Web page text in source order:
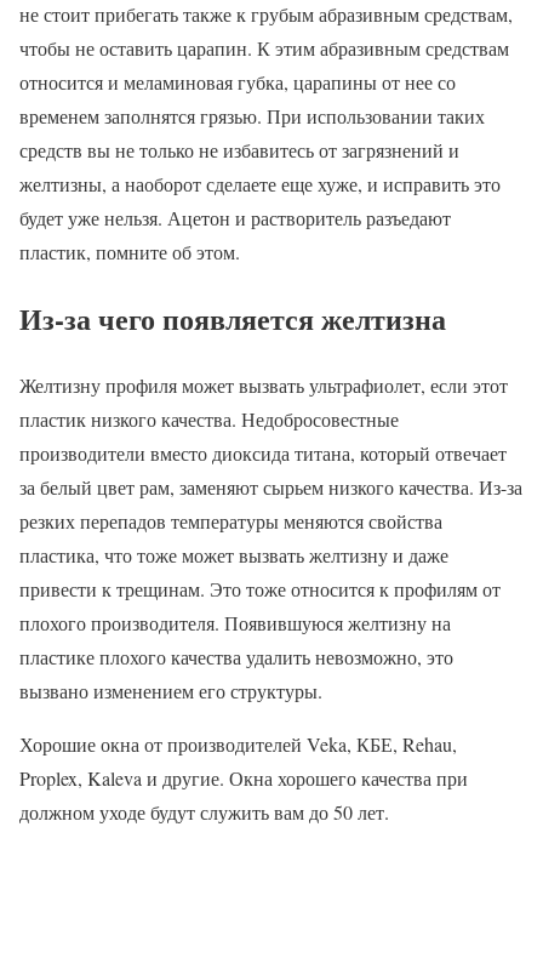
не стоит прибегать также к грубым абразивным средствам,
чтобы не оставить царапин. К этим абразивным средствам
относится и меламиновая губка, царапины от нее со
временем заполнятся грязью. При использовании таких
средств вы не только не избавитесь от загрязнений и
желтизны, а наоборот сделаете еще хуже, и исправить это
будет уже нельзя. Ацетон и растворитель разъедают
пластик, помните об этом.
Из-за чего появляется желтизна
Желтизну профиля может вызвать ультрафиолет, если этот
пластик низкого качества. Недобросовестные
производители вместо диоксида титана, который отвечает
за белый цвет рам, заменяют сырьем низкого качества. Из-за
резких перепадов температуры меняются свойства
пластика, что тоже может вызвать желтизну и даже
привести к трещинам. Это тоже относится к профилям от
плохого производителя. Появившуюся желтизну на
пластике плохого качества удалить невозможно, это
вызвано изменением его структуры.
Хорошие окна от производителей Veka, КБЕ, Rehau,
Proplex, Kaleva и другие. Окна хорошего качества при
должном уходе будут служить вам до 50 лет.